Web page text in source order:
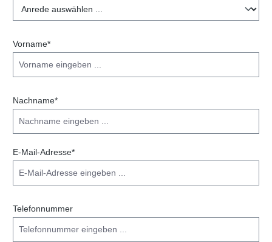
Vorname*
Nachname*
E-Mail-Adresse*
Telefonnummer